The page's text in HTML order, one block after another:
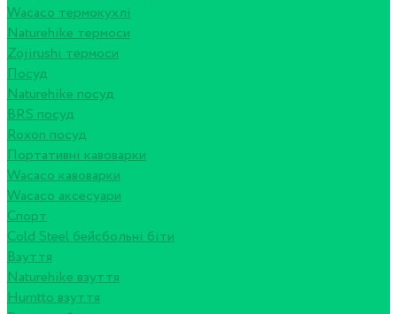
Wacaco термокухлі
Naturehike термоси
Zojirushi термоси
Посуд
Naturehike посуд
BRS посуд
Roxon посуд
Портативні кавоварки
Wacaco кавоварки
Wacaco аксесуари
Спорт
Cold Steel бейсбольні біти
Взуття
Naturehike взуття
Humtto взуття